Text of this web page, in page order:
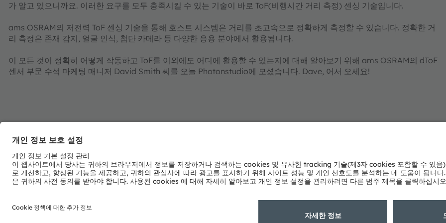
가 알고 있으니까요. 이러한 요구를 모두 충족시킬 수 있는 기술이 바로 ToF(비행시간 거리 측정) 센싱 기술입니다.
ams OSRAM의 저전력 ToF 센싱 기술을 통해 호스트 시스템은 거리를 초고속으로 정확하게 측정할 수 있습니다. 정확한 거
리 측정은 존재 감지, 얼굴 인식, 첨단 카메라 등 다양한 응용 분야에서 활용됩니다.
이 모든 것이 정확히 어떻게 작동하고 ToF를 이외에도 어디에 활용할 수 있는지에 대해 알아보기 위해 ams OSRAM의 dToF
센서 부문 수석 마케팅 매니저 David Smith 씨를 오늘 Photonstudio에 모셨습니다. Dave, 어서 오세요!
ams-OSRAM AG
Tobelbader Straße 30
ams OSRAM 소개 지원